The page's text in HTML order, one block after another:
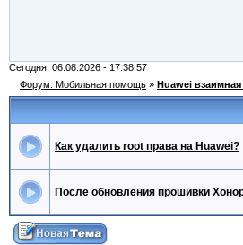
Сегодня: 06.08.2026 - 17:38:57
Форум: Мобильная помощь » Huawei
Как удалить root права на Huawei?
После обновления прошивки